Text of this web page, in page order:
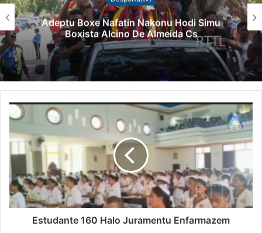
Ad-Slb Sente Hikas Kampeaun Hafoin Liu
Tinan 10
Estudante 160 Halo Juramentu Enfarmazem